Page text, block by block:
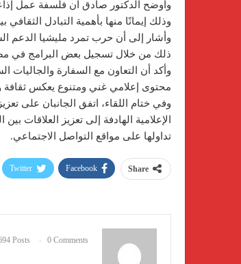
وذلك إيمانًا منها بأهمية التبادل الثقافي
وأشار إلى أن حرب تمرد مليشيا الدعم
ذلك من خلال تسجيل بعض البرامج في
وأكد أن التعاون مع السفارة
محتوى إعلامي غني ومتنوع يعكس ثقافة
وفي ختام اللقاء، اتفق الجانبان على
الإعلامية الهادفة إلى تعزيز العلاقات
تداولها على مواقع التواصل الاجتماعي.
Share
Facebook
Twitter
Posts 0 Comments